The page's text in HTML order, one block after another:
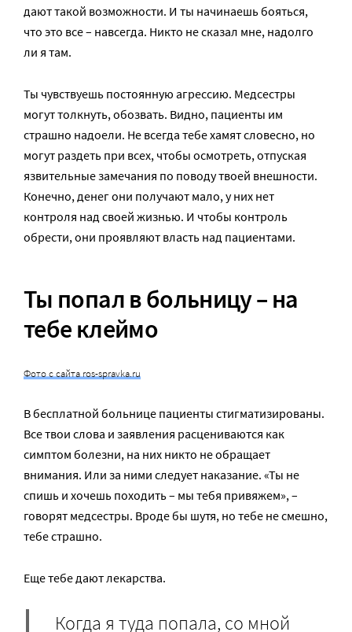
дают такой возможности. И ты начинаешь бояться,
что это все – навсегда. Никто не сказал мне, надолго
ли я там.
Ты чувствуешь постоянную агрессию. Медсестры
могут толкнуть, обозвать. Видно, пациенты им
страшно надоели. Не всегда тебе хамят словесно, но
могут раздеть при всех, чтобы осмотреть, отпуская
язвительные замечания по поводу твоей внешности.
Конечно, денег они получают мало, у них нет
контроля над своей жизнью. И чтобы контроль
обрести, они проявляют власть над пациентами.
Ты попал в больницу – на
тебе клеймо
Фото с сайта ros-spravka.ru
В бесплатной больнице пациенты стигматизированы.
Все твои слова и заявления расцениваются как
симптом болезни, на них никто не обращает
внимания. Или за ними следует наказание. «Ты не
спишь и хочешь походить – мы тебя привяжем», –
говорят медсестры. Вроде бы шутя, но тебе не смешно,
тебе страшно.
Еще тебе дают лекарства.
Когда я туда попала, со мной